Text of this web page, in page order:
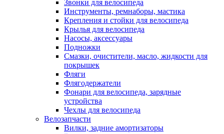
Звонки для велосипеда
Инструменты, ремнаборы, мастика
Крепления и стойки для велосипеда
Крылья для велосипеда
Насосы, аксессуары
Подножки
Смазки, очистители, масло, жидкости для
покрышек
Фляги
Флягодержатели
Фонари для велосипеда, зарядные
устройства
Чехлы для велосипеда
Велозапчасти
Вилки, задние амортизаторы